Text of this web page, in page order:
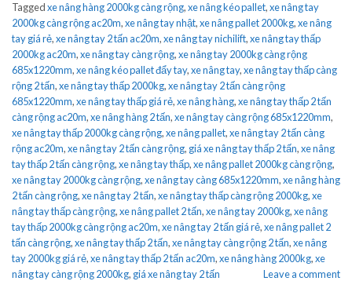
Taggedxe nâng hàng 2000kg càng rộng,xe nâng kéo pallet,xe nâng tay
2000kg càng rộng ac20m,xe nâng tay nhật,xe nâng pallet 2000kg,xe nâng
tay giá rẻ,xe nâng tay 2 tấn ac20m,xe nâng tay nichilift,xe nâng tay thấp
2000kg ac20m,xe nâng tay càng rộng,xe nâng tay 2000kg càng rộng
685x1220mm,xe nâng kéo pallet đẩy tay,xe nâng tay,xe nâng tay thấp càng
rộng 2 tấn,xe nâng tay thấp 2000kg,xe nâng tay 2 tấn càng rộng
685x1220mm,xe nâng tay thấp giá rẻ,xe nâng hàng,xe nâng tay thấp 2 tấn
càng rộng ac20m,xe nâng hàng 2 tấn,xe nâng tay càng rộng 685x1220mm,
xe nâng tay thấp 2000kg càng rộng,xe nâng pallet,xe nâng tay 2 tấn càng
rộng ac20m,xe nâng tay 2 tấn càng rộng, giá xe nâng tay thấp 2 tấn,xe nâng
tay thấp 2 tấn càng rộng,xe nâng tay thấp,xe nâng pallet 2000kg càng rộng,
xe nâng tay 2000kg càng rộng,xe nâng tay càng 685x1220mm,xe nâng hàng
2 tấn càng rộng,xe nâng tay 2 tấn,xe nâng tay thấp càng rộng 2000kg,xe
nâng tay thấp càng rộng,xe nâng pallet 2 tấn,xe nâng tay 2000kg,xe nâng
tay thấp 2000kg càng rộng ac20m,xe nâng tay 2 tấn giá rẻ,xe nâng pallet 2
tấn càng rộng,xe nâng tay thấp 2 tấn,xe nâng tay càng rộng 2 tấn,xe nâng
tay 2000kg giá rẻ,xe nâng tay thấp 2 tấn ac20m,xe nâng hàng 2000kg,xe
nâng tay càng rộng 2000kg, giá xe nâng tay 2 tấn Leave a comment